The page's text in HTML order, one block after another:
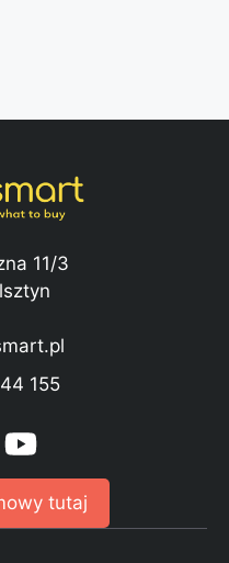
11/3
155
tutaj